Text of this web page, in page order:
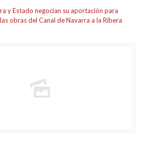
y Estado negocian su aportación para
obras del Canal de Navarra a la Ribera